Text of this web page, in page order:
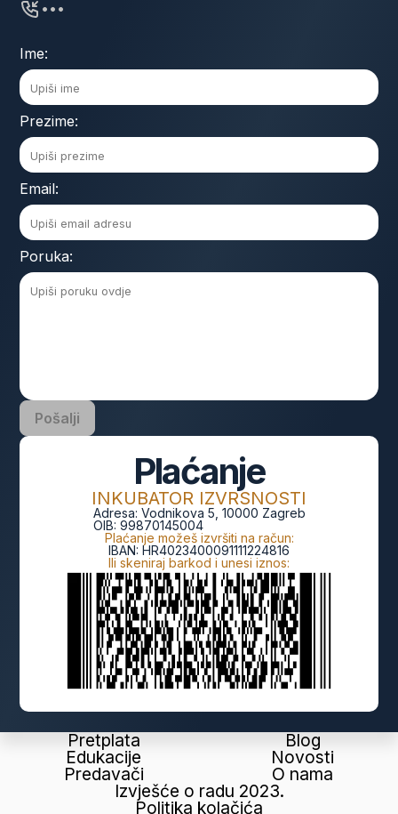
•••
Ime:
Prezime:
Email:
Poruka:
Pošalji
Plaćanje
INKUBATOR IZVRSNOSTI
Adresa: Vodnikova 5, 10000 Zagreb
OIB: 99870145004
Plaćanje možeš izvršiti na račun:
IBAN: HR4023400091111224816
Ili skeniraj barkod i unesi iznos:
Pretplata
Edukacije
Predavači
Blog
Novosti
O nama
Izvješće o radu 2023.
Politika kolačića